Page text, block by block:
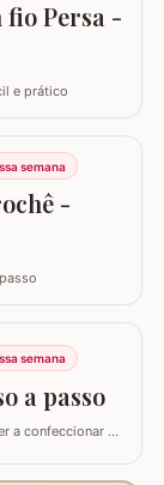
fio Persa -
e prático
semana
-
passo a passo
semana
a passo
a confeccionar o